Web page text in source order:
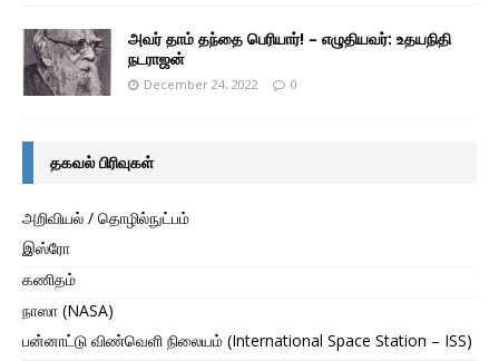
அவர் தாம் தந்தை பெரியார்! – எழுதியவர்: உதயநிதி
நடராஜன்
December 24, 2022 0
தகவல் பிரிவுகள்
அறிவியல் / தொழில்நுட்பம்
இஸ்ரோ
கணிதம்
நாஸா (NASA)
பன்னாட்டு விண்வெளி நிலையம் (International Space Station – ISS)